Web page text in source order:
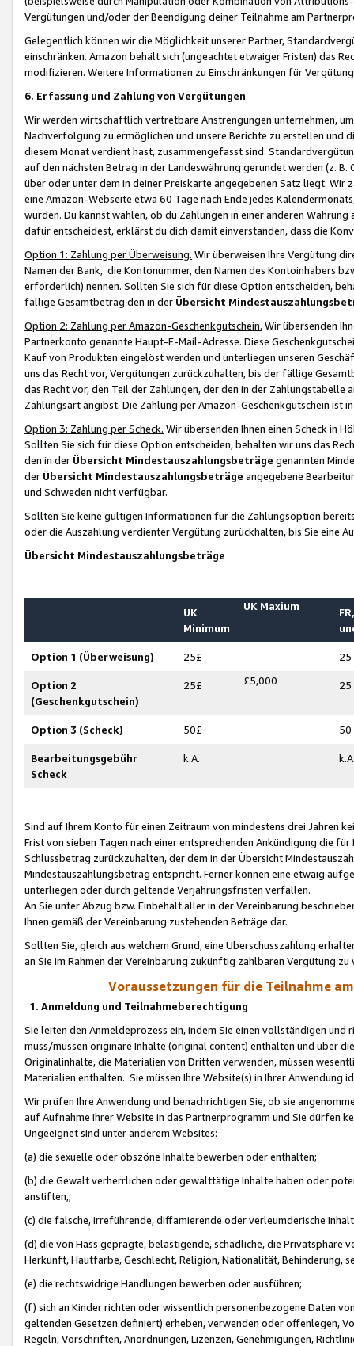
Vergütungen und/oder der Beendigung deiner Teilnahme am
Gelegentlich können wir die Möglichkeit unserer Partner,
einschränken. Amazon behält sich (ungeachtet etwaiger Fristen) das
modifizieren. Weitere Informationen zu Einschränkungen für
6. Erfassung und Zahlung von Vergütungen
Wir werden wirtschaftlich vertretbare Anstrengungen unternehmen,
Nachverfolgung zu ermöglichen und unsere Berichte zu erstellen und
diesem Monat verdient hast, zusammengefasst sind.
auf den nächsten Betrag in der Landeswährung gerundet werden (z.
über oder unter dem in deiner Preiskarte angegebenen Satz liegt.
eine Amazon-Webseite etwa 60 Tage nach Ende jedes
wurden. Du kannst wählen, ob du Zahlungen in einer anderen
dafür entscheidest, erklärst du dich damit einverstanden, dass die
Option 1: Zahlung per Überweisung. Wir überweisen Ihre Vergütung
Namen der Bank, die Kontonummer, den Namen des Kontoinhabers
erforderlich) nennen. Sollten Sie sich für diese Option entscheiden,
fällige Gesamtbetrag den in der Übersicht
Option 2: Zahlung per Amazon-Geschenkgutschein. Wir übersenden
Partnerkonto genannte Haupt-E-Mail-Adresse. Diese
Kauf von Produkten eingelöst werden und unterliegen unseren
uns das Recht vor, Vergütungen zurückzuhalten, bis der fällige
das Recht vor, den Teil der Zahlungen, der den in der
Zahlungsart angibst. Die Zahlung per Amazon-Geschenkgutschein ist
Option 3: Zahlung per Scheck. Wir übersenden Ihnen einen Scheck in
Sollten Sie sich für diese Option entscheiden, behalten wir uns das
den in der Übersicht Mindestauszahlungsbeträge genannten
der Übersicht Mindestauszahlungsbeträge angegebene
und Schweden nicht verfügbar.
Sollten Sie keine gültigen Informationen für die Zahlungsoption
oder die Auszahlung verdienter Vergütung zurückhalten, bis Sie
Übersicht Mindestauszahlungsbeträge
UK
Minimum
UK Maxium
Option 1 (Überweisung) 25£ 25
Option 2
(Geschenkgutschein)
25£ £5,000 25
Option 3 (Scheck) 50£ 50
Bearbeitungsgebühr
Scheck
k.A.
Sind auf Ihrem Konto für einen Zeitraum von mindestens drei Jahren
Frist von sieben Tagen nach einer entsprechenden Ankündigung die
Schlussbetrag zurückzuhalten, der dem in der Übersicht
Mindestauszahlungsbetrag entspricht. Ferner können eine etwaig
unterliegen oder durch geltende Verjährungsfristen verfallen.
An Sie unter Abzug bzw. Einbehalt aller in der Vereinbarung
Ihnen gemäß der Vereinbarung zustehenden Beträge dar.
Sollten Sie, gleich aus welchem Grund, eine Überschusszahlung
an Sie im Rahmen der Vereinbarung zukünftig zahlbaren Vergütung zu
Voraussetzungen für die Teilnahme
1. Anmeldung und Teilnahmeberechtigung
Sie leiten den Anmeldeprozess ein, indem Sie einen vollständigen
muss/müssen originäre Inhalte (original content) enthalten und über
Originalinhalte, die Materialien von Dritten verwenden, müssen
Materialien enthalten. Sie müssen Ihre Website(s) in Ihrer Anwendung
Wir prüfen Ihre Anwendung und benachrichtigen Sie, ob sie
auf Aufnahme Ihrer Website in das Partnerprogramm und Sie dürfen
Ungeeignet sind unter anderem Websites:
(a) die sexuelle oder obszöne Inhalte bewerben oder enthalten;
(b) die Gewalt verherrlichen oder gewalttätige Inhalte haben oder
anstiften,;
(c) die falsche, irreführende, diffamierende oder verleumderische
(d) die von Hass geprägte, belästigende, schädliche, die Privatsphäre
Herkunft, Hautfarbe, Geschlecht, Religion, Nationalität, Behinderung,
(e) die rechtswidrige Handlungen bewerben oder ausführen;
(f) sich an Kinder richten oder wissentlich personenbezogene Daten
geltenden Gesetzen definiert) erheben, verwenden oder offenlegen,
Regeln, Vorschriften, Anordnungen, Lizenzen, Genehmigungen,